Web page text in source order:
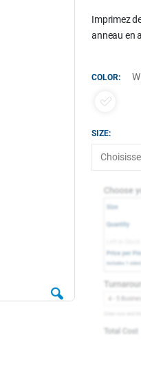
Imprimez
anneau en
COLOR
SIZE